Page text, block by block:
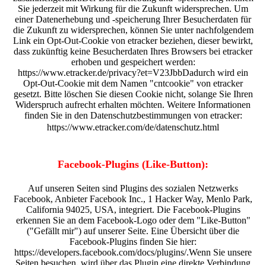
Sie jederzeit mit Wirkung für die Zukunft widersprechen. Um
einer Datenerhebung und -speicherung Ihrer Besucherdaten für
die Zukunft zu widersprechen, können Sie unter nachfolgendem
Link ein Opt-Out-Cookie von etracker beziehen, dieser bewirkt,
dass zukünftig keine Besucherdaten Ihres Browsers bei etracker
erhoben und gespeichert werden:
https://www.etracker.de/privacy?et=V23JbbDadurch wird ein
Opt-Out-Cookie mit dem Namen "cntcookie" von etracker
gesetzt. Bitte löschen Sie diesen Cookie nicht, solange Sie Ihren
Widerspruch aufrecht erhalten möchten. Weitere Informationen
finden Sie in den Datenschutzbestimmungen von etracker:
https://www.etracker.com/de/datenschutz.html
Facebook-Plugins (Like-Button):
Auf unseren Seiten sind Plugins des sozialen Netzwerks
Facebook, Anbieter Facebook Inc., 1 Hacker Way, Menlo Park,
California 94025, USA, integriert. Die Facebook-Plugins
erkennen Sie an dem Facebook-Logo oder dem "Like-Button"
("Gefällt mir") auf unserer Seite. Eine Übersicht über die
Facebook-Plugins finden Sie hier:
https://developers.facebook.com/docs/plugins/.Wenn Sie unsere